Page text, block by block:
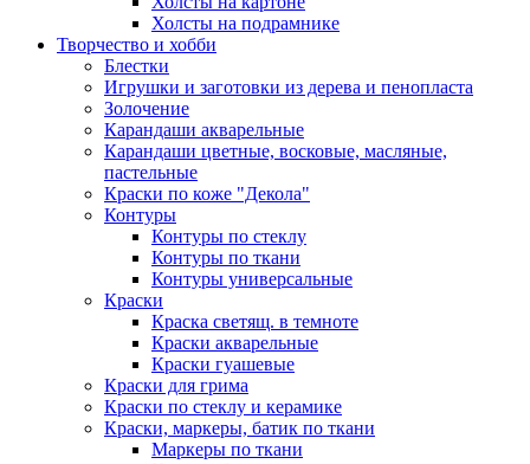
Холсты на подрамнике
Творчество и хобби
Блестки
Игрушки и заготовки из дерева и пенопласта
Золочение
Карандаши акварельные
Карандаши цветные, восковые, масляные,
пастельные
Краски по коже "Декола"
Контуры
Контуры по стеклу
Контуры по ткани
Контуры универсальные
Краски
Краска светящ. в темноте
Краски акварельные
Краски гуашевые
Краски для грима
Краски по стеклу и керамике
Краски, маркеры, батик по ткани
Маркеры по ткани